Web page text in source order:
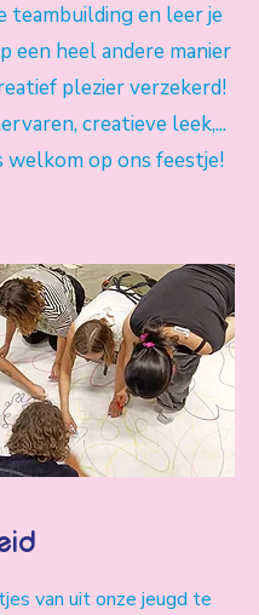
teambuilding en leer je
een heel andere manier
plezier verzekerd!
creatieve leek,...
welkom op ons feestje!
van uit onze jeugd te